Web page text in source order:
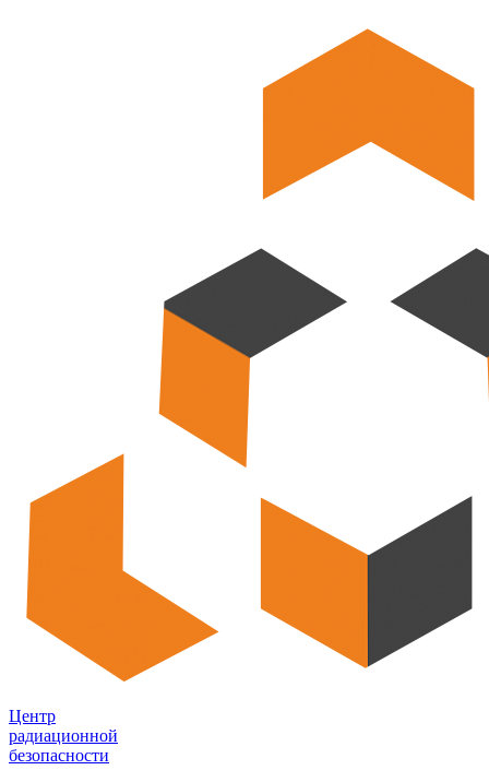
Центр
радиационной
безопасности